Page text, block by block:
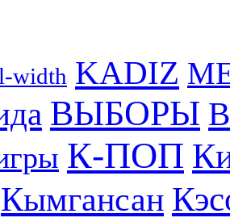
width KADIZ
ВЫБОРЫ
К-ПОП
Кымгансан